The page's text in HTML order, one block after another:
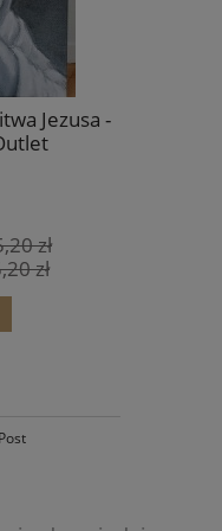
Jezusa -
zł
zł